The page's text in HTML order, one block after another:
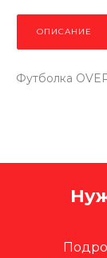
ОПИСАНИЕ
Футболка